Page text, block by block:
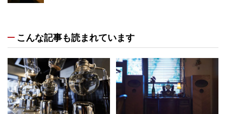
こんな記事も読まれています